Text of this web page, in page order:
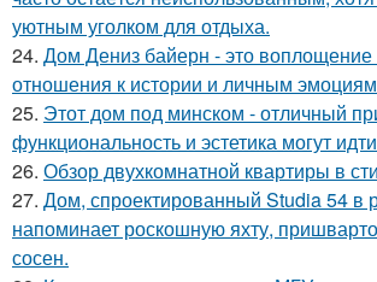
уютным уголком для отдыха.
24. Дом Дениз байерн - это
отношения к истории и личным
25. Этот дом под минском - отличный
функциональность и эстетика могут
26. Обзор двухкомнатной квартиры в
27. Дом, спроектированный Studia 54 в
напоминает роскошную яхту,
сосен.